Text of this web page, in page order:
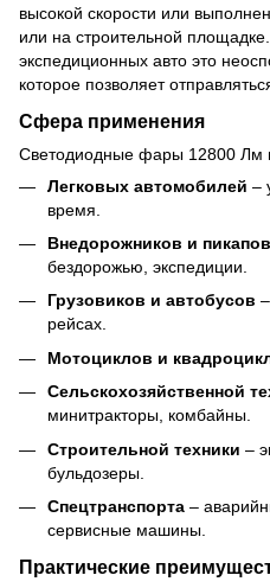
высокой скорости или
или на строительной
экспедиционных авто это
которое позволяет
Сфера применения
Светодиодные фары 12800 Лм
Легковых автомобилей –
время.
Внедорожников и пикапов
бездорожью, экспедиции.
Грузовиков и автобусов
рейсах.
Мотоциклов и
Сельскохозяйственной
минитракторы, комбайны.
Строительной техники –
бульдозеры.
Спецтранспорта –
сервисные машины.
Практические